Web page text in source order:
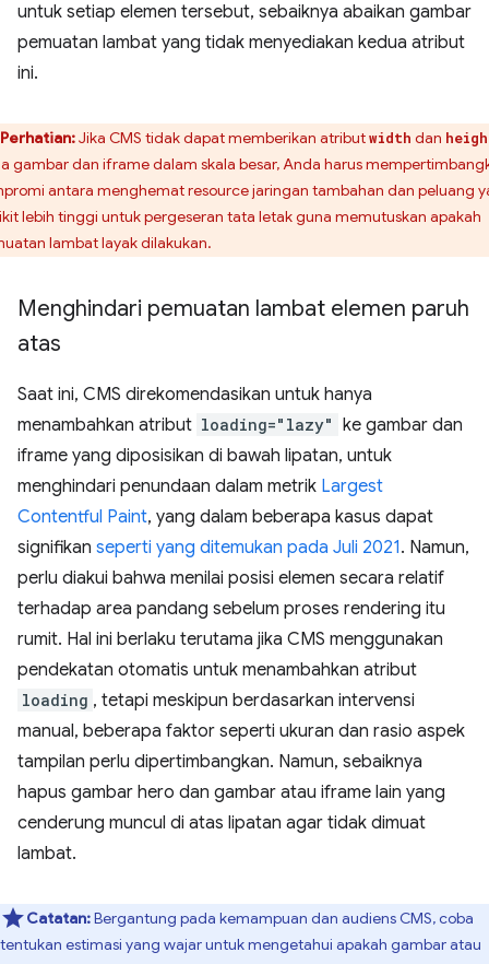
untuk setiap elemen tersebut, sebaiknya abaikan gambar
pemuatan lambat yang tidak menyediakan kedua atribut
ini.
Perhatian:Jika CMS tidak dapat memberikan atributwidth dan
gambar dan iframe dalam skala besar, Anda harus
antara menghemat resource jaringan tambahan dan peluang
lebih tinggi untuk pergeseran tata letak guna memutuskan apakah
lambat layak dilakukan.
Menghindari pemuatan lambat elemen paruh
atas
Saat ini, CMS direkomendasikan untuk hanya
menambahkan atribut loading="lazy" ke gambar dan
iframe yang diposisikan di bawah lipatan, untuk
menghindari penundaan dalam metrik Largest
Contentful Paint, yang dalam beberapa kasus dapat
signifikan seperti yang ditemukan pada Juli 2021. Namun,
perlu diakui bahwa menilai posisi elemen secara relatif
terhadap area pandang sebelum proses rendering itu
rumit. Hal ini berlaku terutama jika CMS menggunakan
pendekatan otomatis untuk menambahkan atribut
loading , tetapi meskipun berdasarkan intervensi
manual, beberapa faktor seperti ukuran dan rasio aspek
tampilan perlu dipertimbangkan. Namun, sebaiknya
hapus gambar hero dan gambar atau iframe lain yang
cenderung muncul di atas lipatan agar tidak dimuat
lambat.
Catatan:Bergantung pada kemampuan dan audiens CMS, coba
tentukan estimasi yang wajar untuk mengetahui apakah gambar atau